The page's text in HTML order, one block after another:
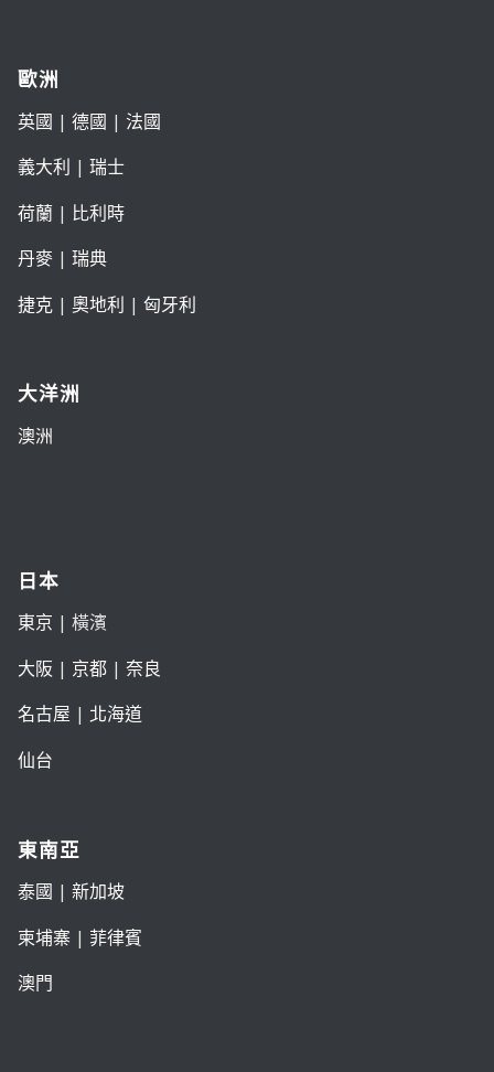
歐洲
英國 | 德國 | 法國
義大利 | 瑞士
荷蘭| 比利時
丹麥| 瑞典
捷克| 奧地利 | 匈牙利
大洋洲
澳洲
日本
東京 | 橫濱
大阪 | 京都| 奈良
名古屋| 北海道
仙台
東南亞
泰國 | 新加坡
柬埔寨 | 菲律賓
澳門